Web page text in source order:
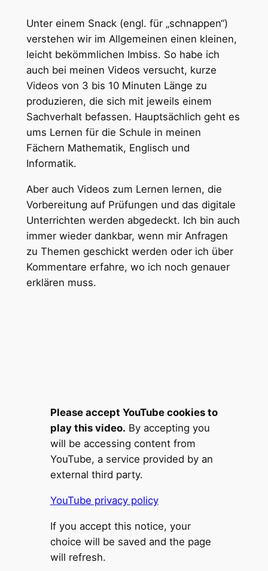
Unter einem Snack (engl. für „schnappen“)
verstehen wir im Allgemeinen einen kleinen,
leicht bekömmlichen Imbiss. So habe ich
auch bei meinen Videos versucht, kurze
Videos von 3 bis 10 Minuten Länge zu
produzieren, die sich mit jeweils einem
Sachverhalt befassen. Hauptsächlich geht es
ums Lernen für die Schule in meinen
Fächern Mathematik, Englisch und
Informatik.
Aber auch Videos zum Lernen lernen, die
Vorbereitung auf Prüfungen und das digitale
Unterrichten werden abgedeckt. Ich bin auch
immer wieder dankbar, wenn mir Anfragen
zu Themen geschickt werden oder ich über
Kommentare erfahre, wo ich noch genauer
erklären muss.
Please accept YouTube cookies to
play this video. By accepting you
will be accessing content from
YouTube, a service provided by an
external third party.
YouTube privacy policy
If you accept this notice, your
choice will be saved and the page
will refresh.